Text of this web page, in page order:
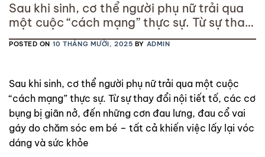
Sau khi sinh, cơ thể người phụ nữ trải qua
một cuộc “cách mạng” thực sự. Từ sự thay
đổi nội tiết tố, các cơ bụng bị giãn nở, đến
những cơn đau lưng, đau cổ vai gáy do
vóc dáng và sức khỏe
POSTED ON 10 THÁNG MƯỜI, 2025 BY ADMIN
Sau khi sinh, cơ thể người phụ nữ trải qua một cuộc
“cách mạng” thực sự. Từ sự thay đổi nội tiết tố, các cơ
bụng bị giãn nở, đến những cơn đau lưng, đau cổ vai
gáy do chăm sóc em bé – tất cả khiến việc lấy lại vóc
dáng và sức khỏe